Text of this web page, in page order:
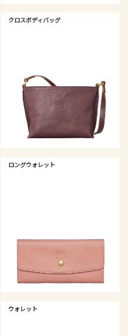
クロスボディバッグ
ロングウォレット
ウォレット